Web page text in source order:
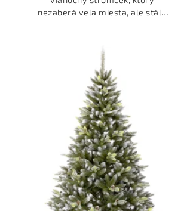
nezaberá veľa miesta, ale stále
voľbou. Je ideálny pre...